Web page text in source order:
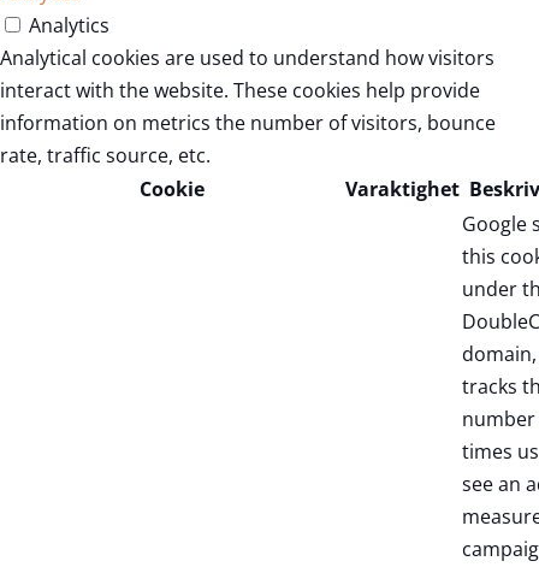
Analytics
Analytical cookies are used to understand how visitors
interact with the website. These cookies help provide
information on metrics the number of visitors, bounce
rate, traffic source, etc.
Cookie
Varaktighet
Google
this
under
domain,
tracks
times
see an